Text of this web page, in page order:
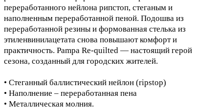
переработанного нейлона рипстоп, стеганым и
наполненным переработанной пеной. Подошва из
переработанной резины и формованная стелька из
этиленвинилацетата снова повышают комфорт и
практичность. Pampa Re-quilted — настоящий герой
сезона, созданный для городских жителей.
• Стеганный баллистический нейлон (ripstop)
• Наполнение – переработанная пена
• Металлическая молния.